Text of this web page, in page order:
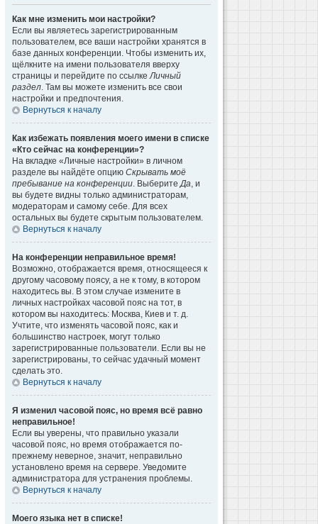
Как мне изменить мои настройки?
Если вы являетесь зарегистрированным
пользователем, все ваши настройки хранятся в
базе данных конференции. Чтобы изменить их,
щёлкните на имени пользователя вверху
страницы и перейдите по ссылкеЛичный
раздел. Там вы можете изменить все свои
настройки и предпочтения.
Вернуться к началу
Как избежать появления моего имени в списке
«Кто сейчас на конференции»?
На вкладке «Личные настройки» в личном
разделе вы найдёте опцию Скрывать моё
пребывание на конференции. ВыберитеДа, и
вы будете видны только администраторам,
модераторам и самому себе. Для всех
остальных вы будете скрытым пользователем.
Вернуться к началу
На конференции неправильное время!
Возможно, отображается время, относящееся к
другому часовому поясу, а не к тому, в котором
находитесь вы. В этом случае измените в
личных настройках часовой пояс на тот, в
котором вы находитесь: Москва, Киев и т. д.
Учтите, что изменять часовой пояс, как и
большинство настроек, могут только
зарегистрированные пользователи. Если вы не
зарегистрированы, то сейчас удачный момент
сделать это.
Вернуться к началу
Я изменил часовой пояс, но время всё равно
неправильное!
Если вы уверены, что правильно указали
часовой пояс, но время отображается по-
прежнему неверное, значит, неправильно
установлено время на сервере. Уведомите
администратора для устранения проблемы.
Вернуться к началу
Моего языка нет в списке!